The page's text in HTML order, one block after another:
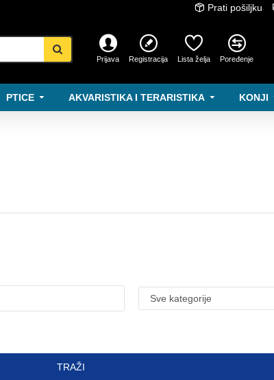
Prati pošiljku
Prijava Registracija Lista želja Poređenje
PTICE AKVARISTIKA I TERARISTIKA KONJI
TRAŽI